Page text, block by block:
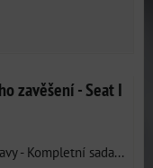
zavěšení - Seat I
- Kompletní sada...